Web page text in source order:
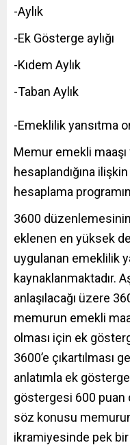
-Aylık
-Ek Gösterge aylığı
-Kıdem Aylık
-Taban Aylık
-Emeklilik yansıtma
Memur emekli
hesaplandığına
hesaplama
3600
eklenen en yüksek
uygulanan emeklilik
kaynaklanmaktadır.
anlaşılacağı üzere
memurun emekli
olması için ek
3600’e çıkartılması
anlatımla ek
göstergesi 600 puan
söz konusu
ikramiyesinde pek